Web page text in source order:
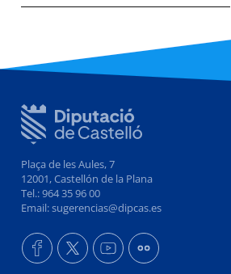
Plaça de les Aules, 7
12001, Castellón de la Plana
Tel.: 964 35 96 00
Email: sugerencias@dipcas.es